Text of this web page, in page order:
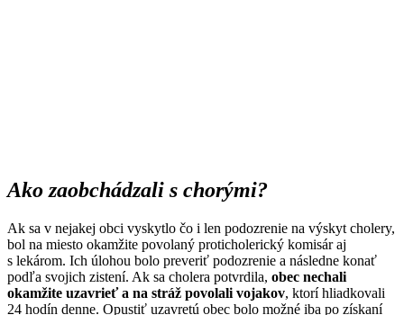
Ako zaobchádzali s chorými?
Ak sa v nejakej obci vyskytlo čo i len podozrenie na výskyt cholery,
bol na miesto okamžite povolaný proticholerický komisár aj
s lekárom. Ich úlohou bolo preveriť podozrenie a následne konať
podľa svojich zistení. Ak sa cholera potvrdila, obec nechali
okamžite uzavrieť a na stráž povolali vojakov, ktorí hliadkovali
24 hodín denne. Opustiť uzavretú obec bolo možné iba po získaní